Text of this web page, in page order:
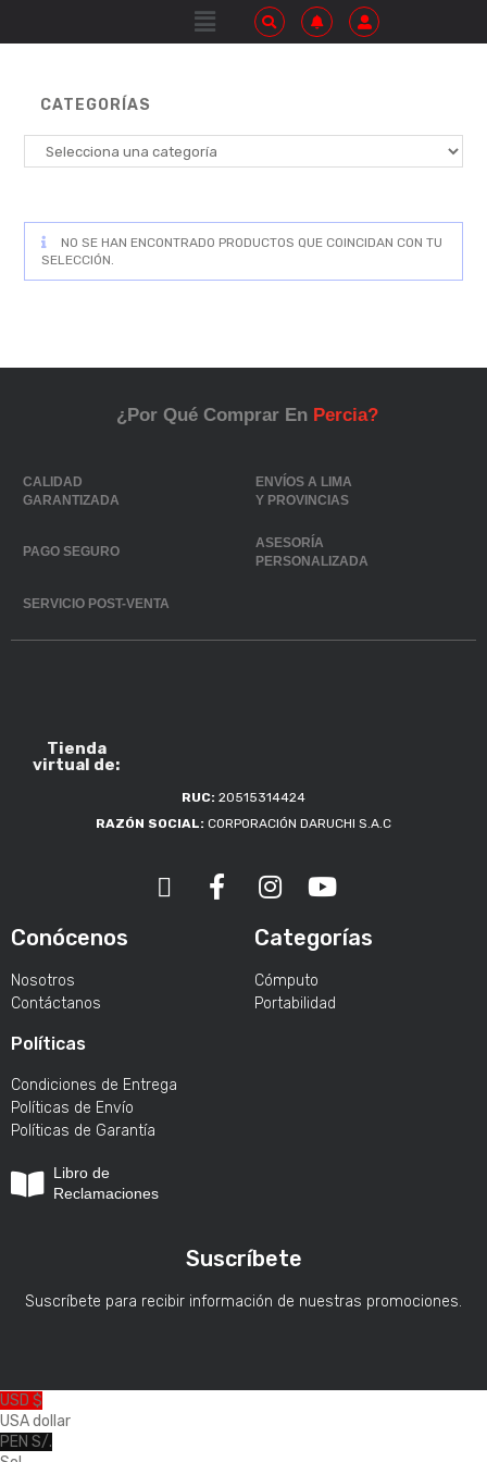
CATEGORÍAS
NO SE HAN ENCONTRADO PRODUCTOS QUE COINCIDAN CON TU
SELECCIÓN.
¿Por Qué Comprar En Percia?
CALIDAD
GARANTIZADA
ENVÍOS A LIMA
Y PROVINCIAS
PAGO SEGURO
ASESORÍA
PERSONALIZADA
SERVICIO POST-VENTA
Tienda
virtual de:
RUC: 20515314424
RAZÓN SOCIAL: CORPORACIÓN DARUCHI S.A.C
Conócenos
Nosotros
Contáctanos
Políticas
Condiciones de Entrega
Políticas de Envío
Políticas de Garantía
Libro de
Reclamaciones
Categorías
Cómputo
Portabilidad
Suscríbete
Suscríbete para recibir información de nuestras promociones.
USD $
USA dollar
PEN S/.